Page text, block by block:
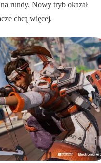
rundy. Nowy tryb okazał
chcą więcej.